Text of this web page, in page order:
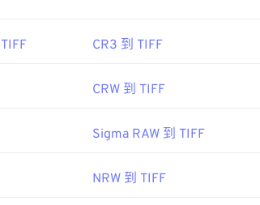
CR3 到 TIFF
CRW 到 TIFF
Sigma RAW 到 TIFF
NRW 到 TIFF